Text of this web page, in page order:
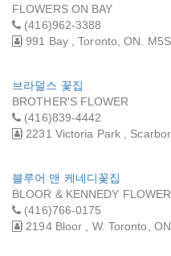
FLOWERS ON BAY
(416)962-3388
991 Bay , Toronto, ON.
브라덜스 꽃집
BROTHER'S FLOWER
(416)839-4442
2231 Victoria Park ,
블루어 앤 케네디꽃집
BLOOR & KENNEDY
(416)766-0175
2194 Bloor , W. Toronto,